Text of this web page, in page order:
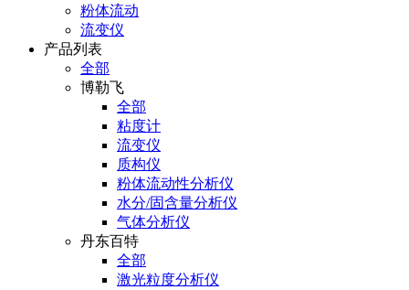
粉体流动
流变仪
产品列表
全部
博勒飞
全部
粘度计
流变仪
质构仪
粉体流动性分析仪
水分/固含量分析仪
气体分析仪
丹东百特
全部
激光粒度分析仪